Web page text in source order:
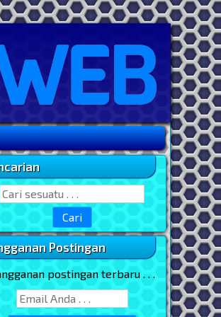
Utama
Search for:
Postingan
postingan terbaru . . .